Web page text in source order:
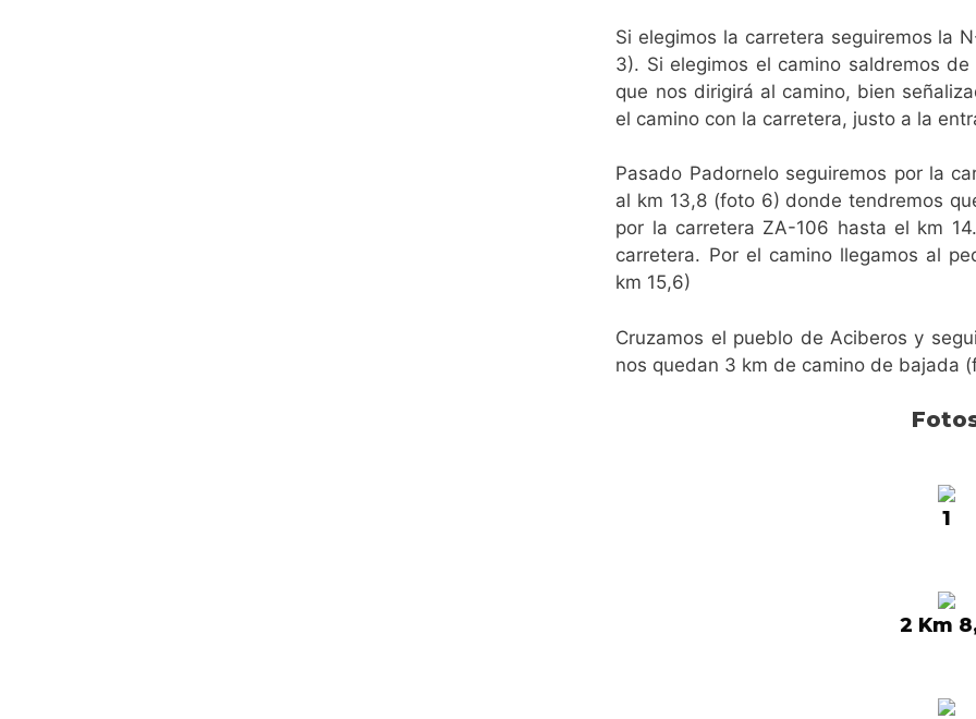
Si elegimos la carretera seguiremos la
3). Si elegimos el camino saldremos
que nos dirigirá al camino, bien
el camino con la carretera, justo a la
Pasado Padornelo seguiremos por la
al km 13,8 (foto 6) donde tendremos
por la carretera ZA-106 hasta el km
carretera. Por el camino llegamos al
km 15,6)
Cruzamos el pueblo de Aciberos y
nos quedan 3 km de camino de bajada
1
2 Km